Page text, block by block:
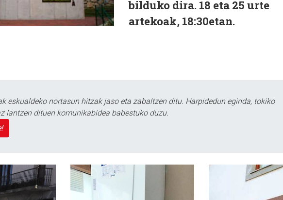
bilduko dira. 18 eta 25 urte
artekoak, 18:30etan.
eskualdeko nortasun hitzak jaso eta zabaltzen ditu. Harpidedun eginda, tokiko
lantzen dituen komunikabidea babestuko duzu.